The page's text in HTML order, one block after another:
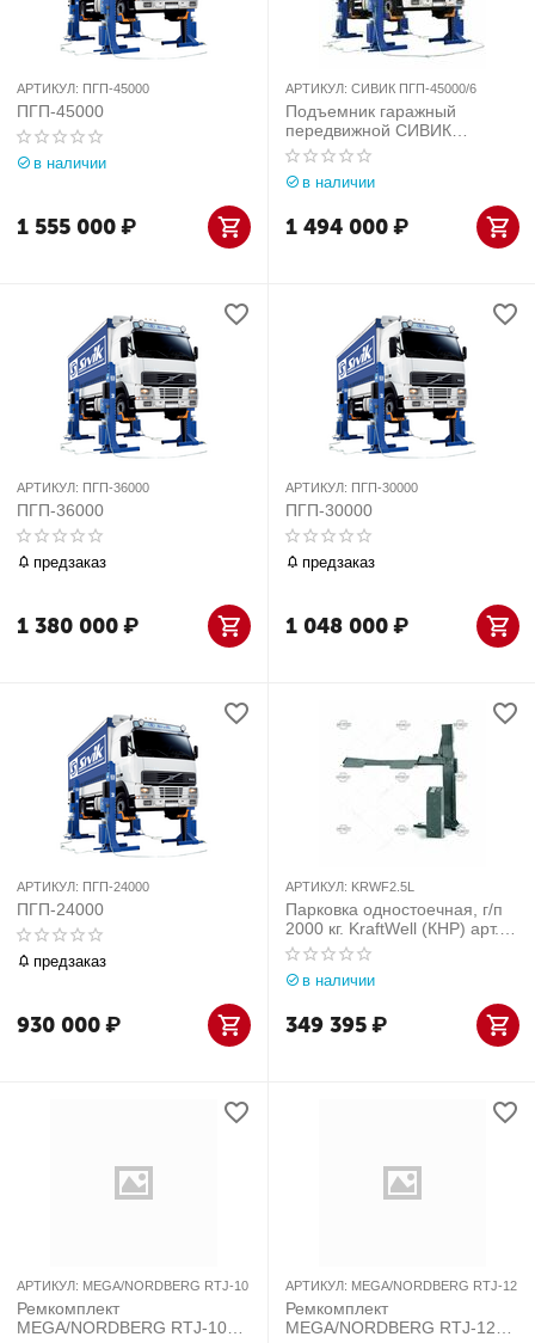
АРТИКУЛ: ПГП-45000
ПГП-45000
в наличии
1 555 000₽
АРТИКУЛ: СИВИК ПГП-45000/6
Подъемник гаражный
передвижной СИВИК
ПГП-45000
в наличии
1 494 000₽
АРТИКУЛ: ПГП-36000
ПГП-36000
предзаказ
1 380 000₽
АРТИКУЛ: ПГП-30000
ПГП-30000
предзаказ
1 048 000₽
АРТИКУЛ: ПГП-24000
ПГП-24000
предзаказ
930 000₽
АРТИКУЛ: KRWF2.5L
Парковка одностоечная, г/п
2000 кг. KraftWell (КНР) арт.
KRWF2.5L
в наличии
349 395₽
АРТИКУЛ: MEGA/NORDBERG RTJ-10
Ремкомплект
MEGA/NORDBERG RTJ-10
АРТИКУЛ: MEGA/NORDBERG RTJ-12
Ремкомплект
MEGA/NORDBERG RTJ-12